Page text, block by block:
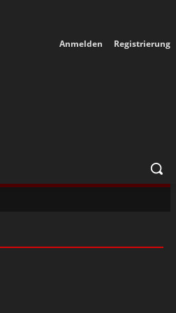
Anmelden Registrierung